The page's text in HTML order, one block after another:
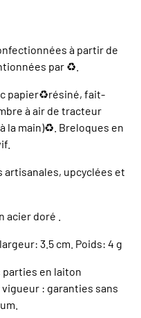
à partir de
par ♻️.
papier♻️résiné, fait-
à air de tracteur
la main)♻️. Breloques en
artisanales, upcyclées et
doré .
3.5 cm. Poids: 4 g
parties en laiton
: garanties sans